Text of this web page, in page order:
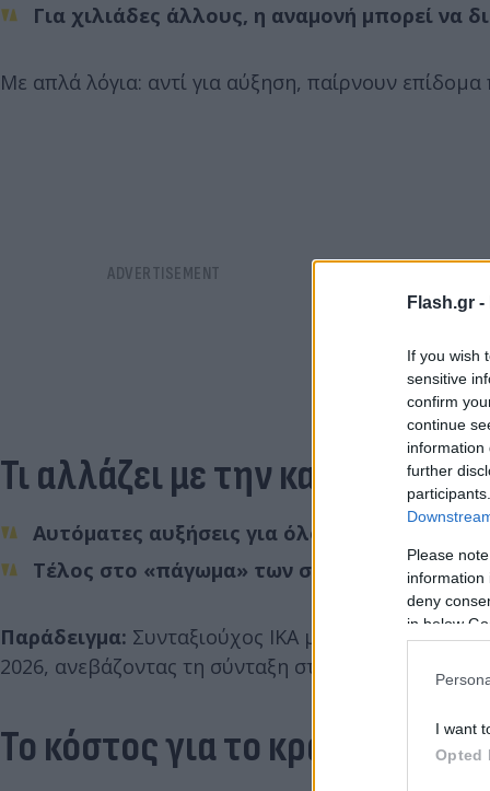
Flash.gr -
If you wish
sensitive
confirm
continue
information
further
Please
information
deny
in below
I want
Opted
Για χιλιάδες άλλους, η αναμονή μπορεί να
Με απλά λόγια: αντί για αύξηση, παίρνουν
Τι αλλάζει με την κατάργηση
Αυτόματες αυξήσεις για όλους από το 2026.
Τέλος στο «πάγωμα» των συντάξεων και
Παράδειγμα: Συνταξιούχος ΙΚΑ με σύνταξη 883 €
2026, ανεβάζοντας τη σύνταξη στα 904 €.
Το κόστος για το κράτος